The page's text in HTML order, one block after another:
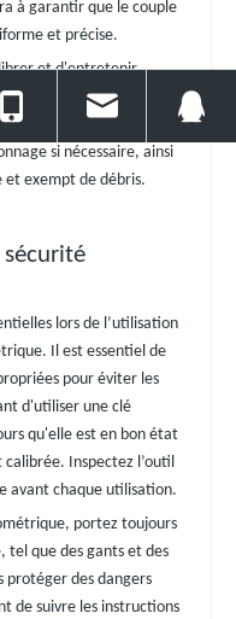
à garantir que le couple
et précise.
et d'entretenir
pour garantir sa
la vérification et
si nécessaire, ainsi
exempt de débris.
sécurité
lors de l’utilisation
Il est essentiel de
pour éviter les
d'utiliser une clé
qu'elle est en bon état
Inspectez l’outil
avant chaque utilisation.
portez toujours
tel que des gants et des
protéger des dangers
de suivre les instructions
86 13971022778